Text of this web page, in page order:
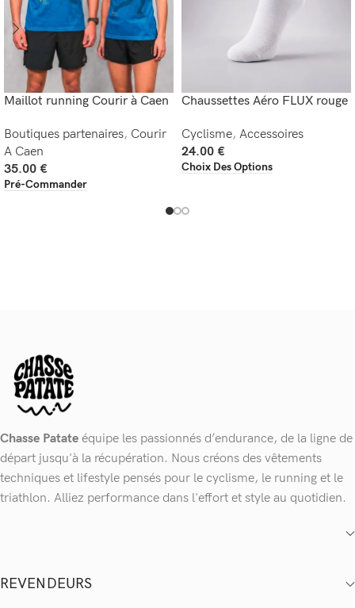
Maillot running Courir à Caen
Boutiques partenaires, Courir
A Caen
35.00 €
Pré-Commander
Chaussettes Aéro FLUX rouge
Cyclisme, Accessoires
24.00 €
Choix Des Options
Chasse Patate équipe les passionnés d’endurance, de la ligne de
départ jusqu'à la récupération. Nous créons des vêtements
techniques et lifestyle pensés pour le cyclisme, le running et le
triathlon. Alliez performance dans l'effort et style au quotidien.
REVENDEURS